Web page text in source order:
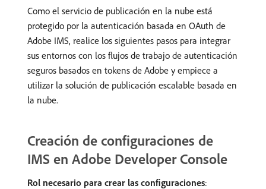
Como el servicio de publicación en la nube está
protegido por la autenticación basada en OAuth de
Adobe IMS, realice los siguientes pasos para integrar
sus entornos con los flujos de trabajo de autenticación
seguros basados en tokens de Adobe y empiece a
utilizar la solución de publicación escalable basada en
la nube.
Creación de configuraciones de
IMS en Adobe Developer Console
Rol necesario para crear las configuraciones: